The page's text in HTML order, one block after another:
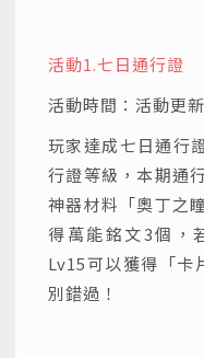
活動1.七日通行證
活動時間：活動更
玩家達成七日通行
行證等級，本期通
神器材料「奧丁之
得萬能銘文3個，
Lv15可以獲得「卡
別錯過！